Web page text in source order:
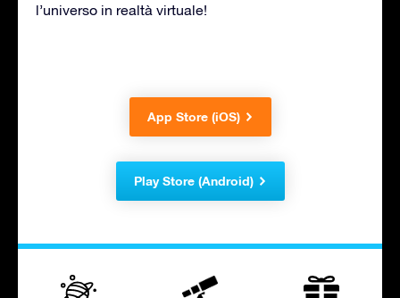
l’universo in realtà virtuale!
App Store (iOS)
Play Store (Android)